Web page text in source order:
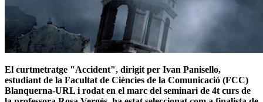
El curtmetratge "Accident", dirigit per Ivan Panisello,
estudiant de la Facultat de Ciències de la Comunicació (FCC)
Blanquerna-URL i rodat en el marc del seminari de 4t curs de